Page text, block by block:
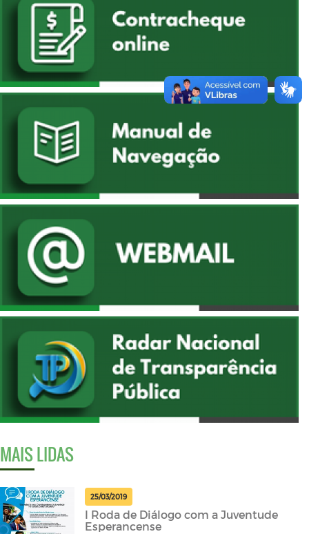
MAIS LIDAS
25/03/2019
I Roda de Diálogo com a Juventude
Esperancense